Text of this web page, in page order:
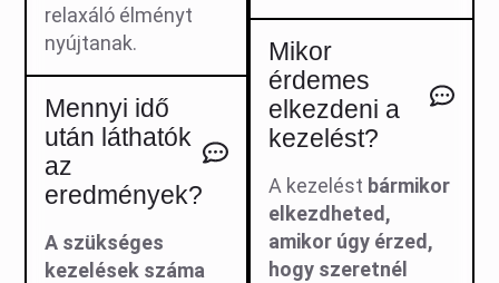
relaxáló élményt
nyújtanak.
Mennyi idő
után láthatók
az
eredmények?
A szükséges
kezelések száma
Mikor
érdemes
elkezdeni a
kezelést?
A kezelést bármikor
elkezdheted,
amikor úgy érzed,
hogy szeretnél